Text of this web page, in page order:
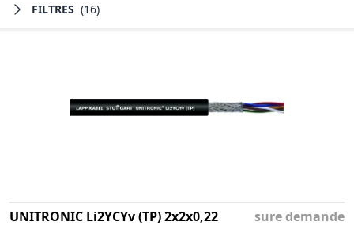
FILTRES (16)
UNITRONIC Li2YCYv (TP) 2x2x0,22 sure demande